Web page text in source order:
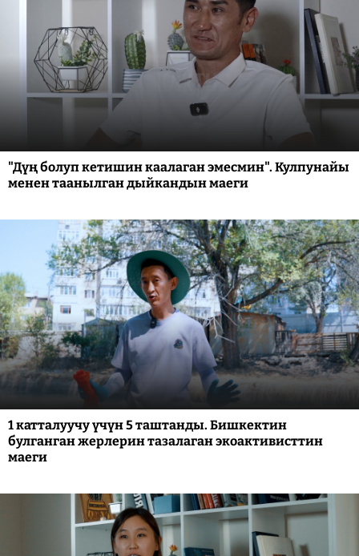
"Дүң болуп кетишин каалаган эмесмин". Кулпунайы
менен таанылган дыйкандын маеги
1 катталуучу үчүн 5 таштанды. Бишкектин
булганган жерлерин тазалаган экоактивисттин
маеги